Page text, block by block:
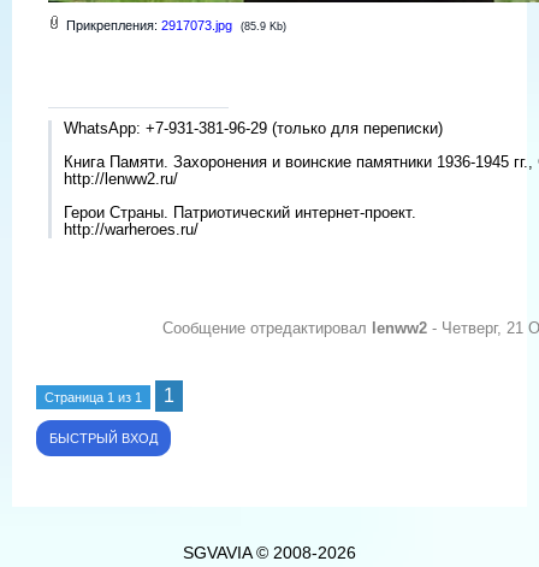
Прикрепления: 2917073.jpg (85.9 Kb)
WhatsApp: +7-931-381-96-29 (только для переписки)
Книга Памяти. Захоронения и воинские памятники 1936-1945
http://lenww2.ru/
Герои Страны. Патриотический интернет-проект.
http://warheroes.ru/
Сообщение отредактировал lenww2 - Четверг, 21
Страница 1 из 1 1
SGVAVIA © 2008-2026